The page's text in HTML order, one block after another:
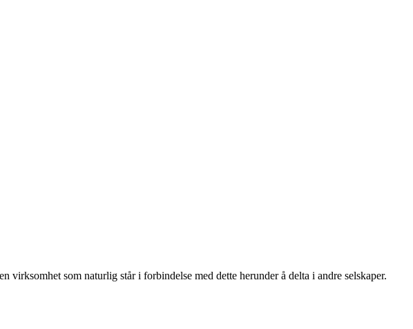
virksomhet som naturlig står i forbindelse med dette herunder å delta i andre selskaper.